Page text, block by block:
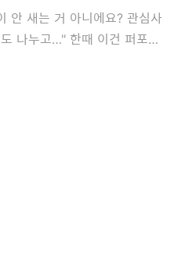
안 새는 거 아니에요? 관심사
때 이건 퍼포먼
런데 지금 광고 플랫폼에서